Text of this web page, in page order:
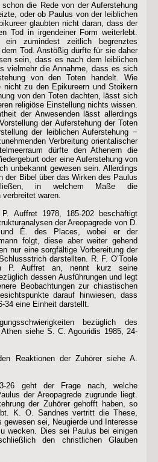
die Rede von der Auferstehung
oder ob Paulus von der leiblichen
glaubten nicht daran, dass der
Tod in irgendeiner Form weiterlebt.
zumindest zeitlich begrenztes
Tod. Anstößig dürfte für sie daher
sein, dass es nach dem leiblichen
vielmehr die Annahme, dass es sich
von den Toten handelt. Wie
nicht zu den Epikureern und Stoikern
von den Toten dachten, lässt sich
religiöse Einstellung nichts wissen.
der Anwesenden lässt allerdings
der Auferstehung der Toten
der leiblichen Auferstehung −
Verbreitung orientalischer
dürfte den Athenern die
oder eine Auferstehung von
unbekannt gewesen sein. Allerdings
der Bibel über das Wirken des Paulus
in welchem Maße die
verbreitet waren.
P. Auffret 1978, 185-202 beschäftigt
der Areopagrede von D.
und É. des Places, wobei er der
folgt, diese aber weiter gehend
nur eine sorgfältige Vorbereitung der
darstellten. R. F. O’Toole
P. Auffret an, nennt kurz seine
dessen Ausführungen und legt
Beobachtungen zur chiastischen
darauf hinwiesen, dass
34 eine Einheit darstellt.
bezüglich des
siehe S. C. Agouridis 1985, 24-
Reaktionen der Zuhörer siehe A.
26 geht der Frage nach, welche
der Areopagrede zugrunde liegt.
der Zuhörer gehofft haben, so
K. O. Sandnes vertritt die These,
sei, Neugierde und Interesse
wecken. Dies sei Paulus bei einigen
den christlichen Glauben